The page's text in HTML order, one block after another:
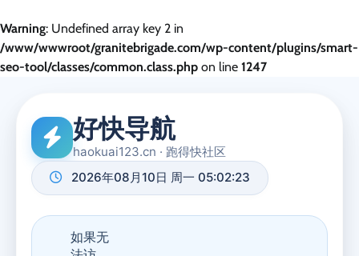
Warning: Undefined array key 2 in
/www/wwwroot/granitebrigade.com/wp-content/plugins/smart-
seo-tool/classes/common.class.php on line 1247